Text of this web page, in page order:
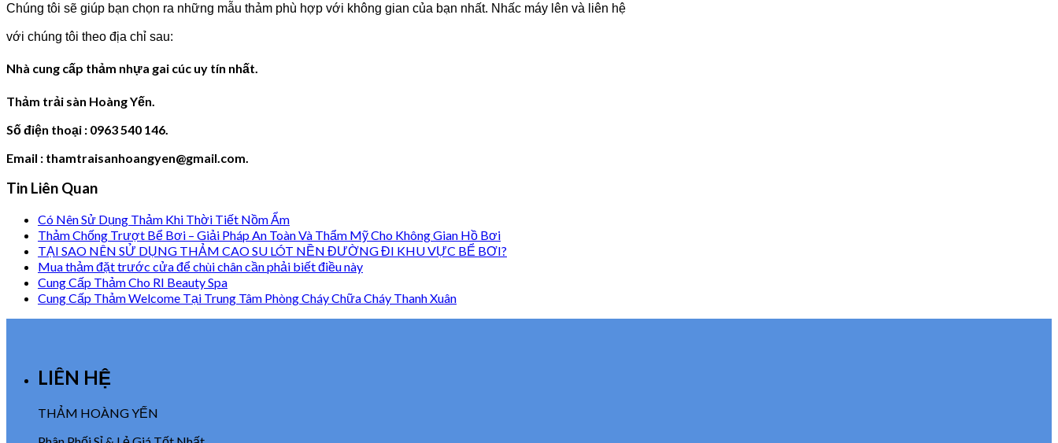
Chúng tôi sẽ giúp bạn chọn ra những mẫu thảm phù hợp với không gian của bạn nhất. Nhấc máy lên và liên hệ
với chúng tôi theo địa chỉ sau:
Nhà cung cấp thảm nhựa gai cúc uy tín nhất.
Thảm trải sàn Hoàng Yến.
Số điện thoại : 0963 540 146.
Email : thamtraisanhoangyen@gmail.com.
Tin Liên Quan
Có Nên Sử Dụng Thảm Khi Thời Tiết Nồm Ẩm
Thảm Chống Trượt Bể Bơi – Giải Pháp An Toàn Và Thẩm Mỹ Cho Không Gian Hồ Bơi
TẠI SAO NÊN SỬ DỤNG THẢM CAO SU LÓT NỀN ĐƯỜNG ĐI KHU VỰC BỂ BƠI?
Mua thảm đặt trước cửa để chùi chân cần phải biết điều này
Cung Cấp Thảm Cho RI Beauty Spa
Cung Cấp Thảm Welcome Tại Trung Tâm Phòng Cháy Chữa Cháy Thanh Xuân
LIÊN HỆ
THẢM HOÀNG YẾN